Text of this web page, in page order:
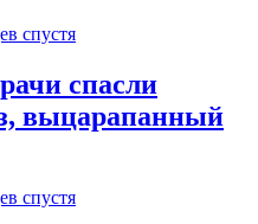
спустя
спасли
выцарапанный
спустя